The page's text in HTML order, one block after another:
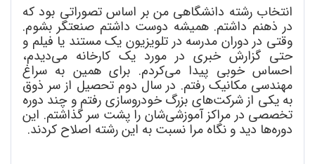
انتخاب رشته دانشگاهی من بر اساس تصوراتی بود که
در ذهنم داشتم. همیشه دوست داشتم صنعتگر بشوم.
وقتی در دوران مدرسه در تلویزیون یک مستند یا فیلم و
حتی گزارش خبری در مورد یک کارخانه میدیدم،
احساس خوبی پیدا میکردم. برای همین به سراغ
مهندسی مکانیک رفتم. در سال دوم تحصیل از سر ذوق
به یکی از شرکتهای بزرگ خودروسازی رفتم و چند دوره
تخصصی در مراکز آموزشیشان را پشت سر گذاشتم. این
دورهها دید و نگاه مرا نسبت به این رشته اصلاح کردند.